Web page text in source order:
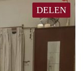
DELEN